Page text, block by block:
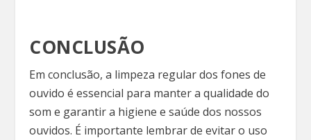
CONCLUSÃO
Em conclusão, a limpeza regular dos fones de
ouvido é essencial para manter a qualidade do
som e garantir a higiene e saúde dos nossos
ouvidos. É importante lembrar de evitar o uso